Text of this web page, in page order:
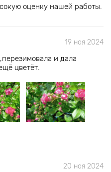
оценку нашей работы.
19 ноя 2024
и дала
цветёт.
20 ноя 2024